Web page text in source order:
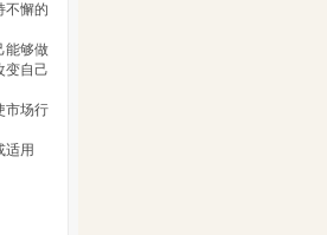
不懈的
能够做
变自己
市场行
适用